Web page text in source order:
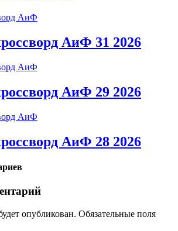
АиФ 31 2026
АиФ 29 2026
АиФ 28 2026
опубликован. Обязательные поля